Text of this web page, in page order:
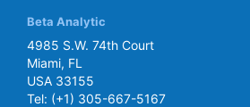
SGS Beta
Beta Analytic
4985 S.W. 74th Court
Miami, FL
USA 33155
Tel: (+1) 305-667-5167